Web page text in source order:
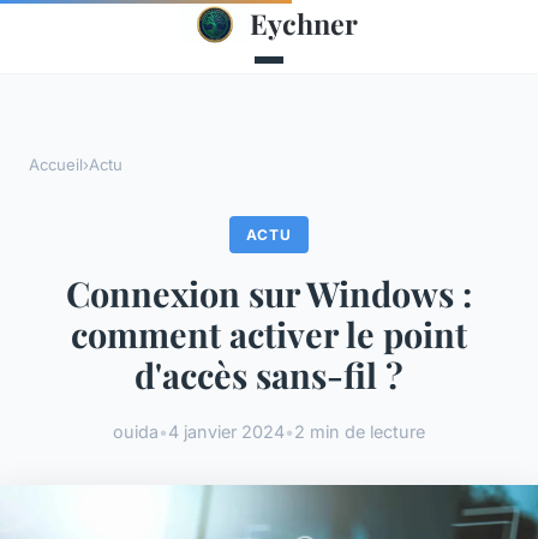
Eychner
Accueil›Actu
ACTU
Connexion sur Windows :
comment activer le point
d'accès sans-fil ?
ouida•4 janvier 2024•2 min de lecture